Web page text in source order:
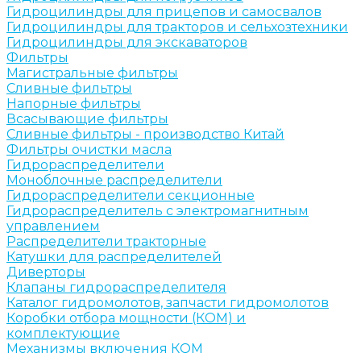
Гидроцилиндры для прицепов и самосвалов
Гидроцилиндры для тракторов и сельхозтехники
Гидроцилиндры для экскаваторов
Фильтры
Магистральные фильтры
Сливные фильтры
Напорные фильтры
Всасывающие фильтры
Сливные фильтры - производство Китай
Фильтры очистки масла
Гидрораспределители
Моноблочные распределители
Гидрораспределители секционные
Гидрораспределитель с электромагнитным
управлением
Распределители тракторные
Катушки для распределителей
Диверторы
Клапаны гидрораспределителя
Каталог гидромолотов, запчасти гидромолотов
Коробки отбора мощности (КОМ) и
комплектующие
Механизмы включения КОМ